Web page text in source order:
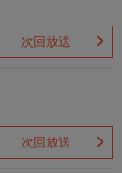
次回放送
次回放送